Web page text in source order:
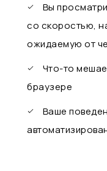
Вы
со скоростью,
ожидаемую от
Что-то
браузере
Ваше